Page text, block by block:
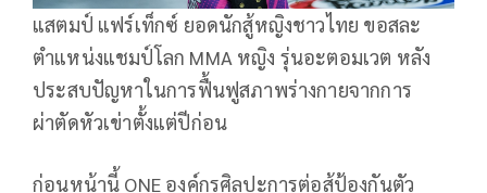
แสตมป์ แฟร์เท็กซ์ ยอดนักสู้หญิงชาวไทย ขอสละ
ตำแหน่งแชมป์โลก MMA หญิง รุ่นอะตอมเวต หลัง
ประสบปัญหาในการฟื้นฟูสภาพร่างกายจากการ
ผ่าตัดหัวเข่าตั้งแต่ปีก่อน
ก่อนหน้านี้ ONE องค์กรศิลปะการต่อสู้ป้องกันตัว